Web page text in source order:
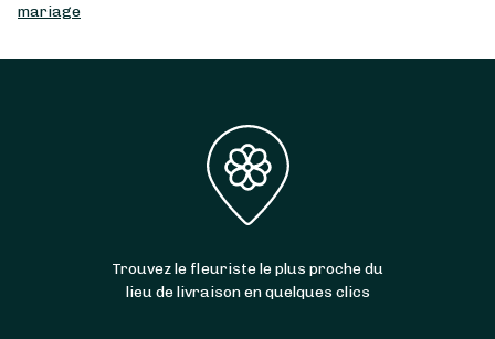
mariage
Trouvez le fleuriste le plus proche du
lieu de livraison en quelques clics